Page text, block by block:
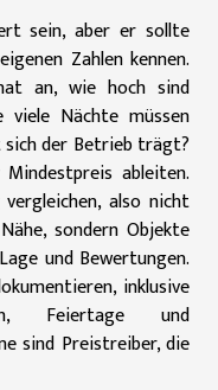
sein, aber er sollte
Zahlen kennen.
an, wie hoch sind
Nächte müssen
der Betrieb trägt?
ableiten.
also nicht
sondern Objekte
und Bewertungen.
inklusive
Feiertage und
sind Preistreiber, die